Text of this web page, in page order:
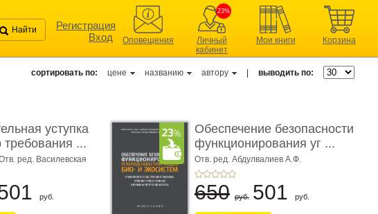
Регистрация
Вход
Оповещения
23%
Личный
кабинет
Мои книги Корзина
сортировать по: цене названию автору выводить по:
уступка
требования ...
ред. Василевская
М.Г.
руб.
Обеспечение безопасности
функционирования уг ...
Отв. ред. Абдулвалиев А.Ф.
650 руб. 501 руб.